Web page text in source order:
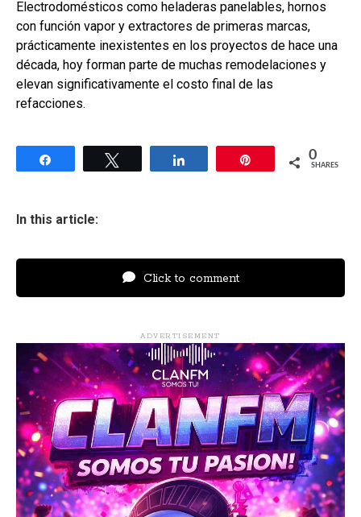
Electrodomésticos como heladeras panelables, hornos
con función vapor y extractores de primeras marcas,
prácticamente inexistentes en los proyectos de hace una
década, hoy forman parte de muchas remodelaciones y
elevan significativamente el costo final de las
refacciones.
0
SHARES
In this article:
Click to comment
ADVERTISEMENT